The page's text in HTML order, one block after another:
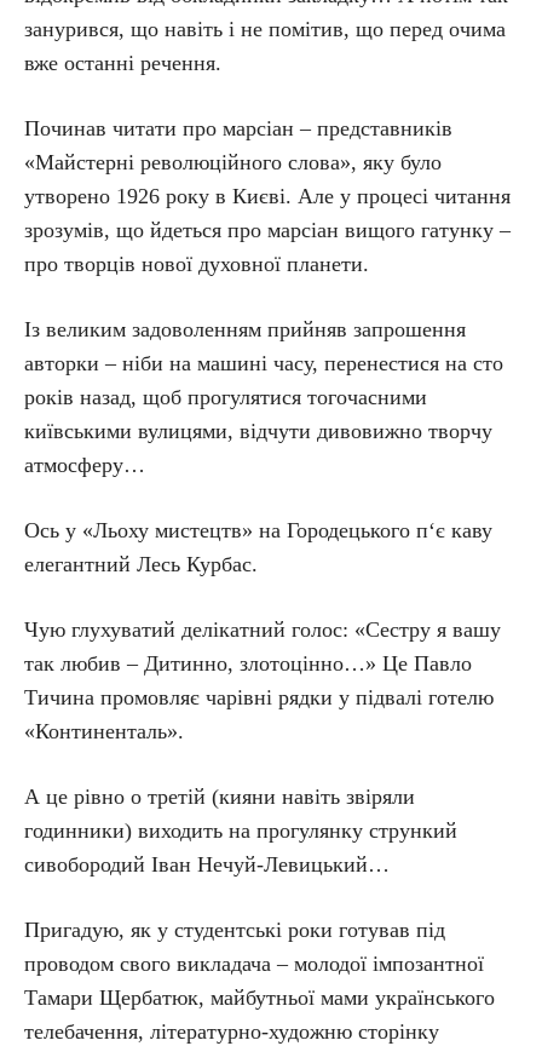
занурився, що навіть і не помітив, що перед очима
вже останні речення.
Починав читати про марсіан – представників
«Майстерні революційного слова», яку було
утворено 1926 року в Києві. Але у процесі читання
зрозумів, що йдеться про марсіан вищого гатунку –
про творців нової духовної планети.
Із великим задоволенням прийняв запрошення
авторки – ніби на машині часу, перенестися на сто
років назад, щоб прогулятися тогочасними
київськими вулицями, відчути дивовижно творчу
атмосферу…
Ось у «Льоху мистецтв» на Городецького п‘є каву
елегантний Лесь Курбас.
Чую глухуватий делікатний голос: «Сестру я вашу
так любив – Дитинно, злотоцінно…» Це Павло
Тичина промовляє чарівні рядки у підвалі готелю
«Континенталь».
А це рівно о третій (кияни навіть звіряли
годинники) виходить на прогулянку стрункий
сивобородий Іван Нечуй-Левицький…
Пригадую, як у студентські роки готував під
проводом свого викладача – молодої імпозантної
Тамари Щербатюк, майбутньої мами українського
телебачення, літературно-художню сторінку